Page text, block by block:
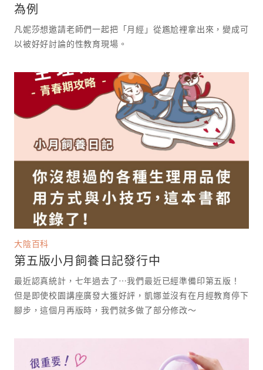
為例
凡妮莎想邀請老師們一起把「月經」從尷尬裡拿出來，變成可
大陰百科
第五版小月飼養日記發行中
最近認真統計，七年過去了⋯我們最近已經準備印第五版！
但是即使校園講座廣發大獲好評，凱娜並沒有在月經教育停下
腳步，這個月再版時，我們就多做了部分修改～